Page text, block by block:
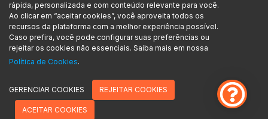
Siga-nos no
A Assegurou Corretora de Seguros Ltda. está inscrita no CNPJ/MF sob nº
registrada na SUSEP (superintendência de seguros privados) sob o n.º 212109181.
rápida, personalizada e com conteúdo relevante para você.
Ao clicar em “aceitar cookies”, você aproveita todos os
recursos da plataforma com a melhor experiência possível.
Caso prefira, você pode configurar suas preferências ou
rejeitar os cookies não essenciais. Saiba mais em nossa
Política de Cookies.
GERENCIAR COOKIES REJEITAR COOKIES
ACEITAR COOKIES